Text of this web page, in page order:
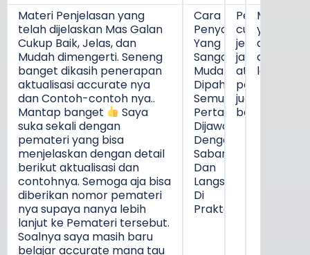
Materi Penjelasan yang
telah dijelaskan Mas Galan
Cukup Baik, Jelas, dan
Mudah dimengerti. Seneng
banget dikasih penerapan
aktualisasi accurate nya
dan Contoh-contoh nya..
Mantap banget
Saya
suka sekali dengan
pemateri yang bisa
menjelaskan dengan detail
berikut aktualisasi dan
contohnya. Semoga aja bisa
diberikan nomor pemateri
nya supaya nanya lebih
lanjut ke Pemateri tersebut.
Soalnya saya masih baru
belajar accurate mana tau
Cara
Penyampaiannya
Yang
Sangat
Mudah
Dipahami,
Semua
Pertanyaan
Dijawab
Dengan
Sabar
Dan
Langsung
Di
Praktekkan.
Penyajian
cukup
jelas,
jawaban
atas
pertanyaan
juga
bagus.
Modul
yang
cukup
lengkap